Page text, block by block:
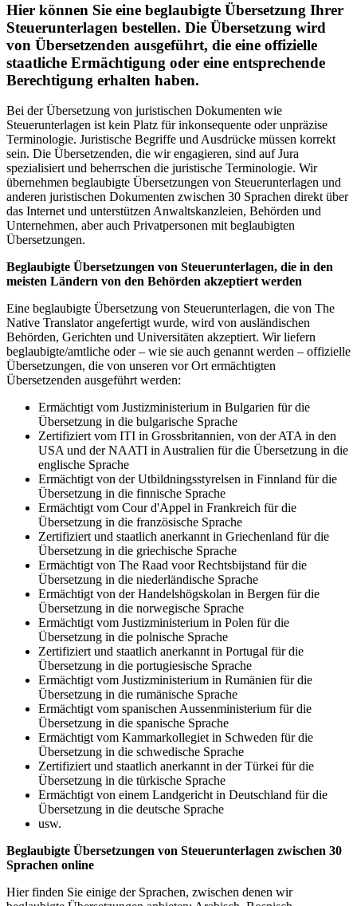
Hier können Sie eine beglaubigte Übersetzung Ihrer
Steuerunterlagen bestellen. Die Übersetzung wird
von Übersetzenden ausgeführt, die eine offizielle
staatliche Ermächtigung oder eine entsprechende
Berechtigung erhalten haben.
Bei der Übersetzung von juristischen Dokumenten wie
Steuerunterlagen ist kein Platz für inkonsequente oder unpräzise
Terminologie. Juristische Begriffe und Ausdrücke müssen korrekt
sein. Die Übersetzenden, die wir engagieren, sind auf Jura
spezialisiert und beherrschen die juristische Terminologie. Wir
übernehmen beglaubigte Übersetzungen von Steuerunterlagen und
anderen juristischen Dokumenten zwischen 30 Sprachen direkt über
das Internet und unterstützen Anwaltskanzleien, Behörden und
Unternehmen, aber auch Privatpersonen mit beglaubigten
Übersetzungen.
Beglaubigte Übersetzungen von Steuerunterlagen, die in den
meisten Ländern von den Behörden akzeptiert werden
Eine beglaubigte Übersetzung von Steuerunterlagen, die von The
Native Translator angefertigt wurde, wird von ausländischen
Behörden, Gerichten und Universitäten akzeptiert. Wir liefern
beglaubigte/amtliche oder – wie sie auch genannt werden – offizielle
Übersetzungen, die von unseren vor Ort ermächtigten
Übersetzenden ausgeführt werden:
Ermächtigt vom Justizministerium in Bulgarien für die
Übersetzung in die bulgarische Sprache
Zertifiziert vom ITI in Grossbritannien, von der ATA in den
USA und der NAATI in Australien für die Übersetzung in die
englische Sprache
Ermächtigt von der Utbildningsstyrelsen in Finnland für die
Übersetzung in die finnische Sprache
Ermächtigt vom Cour d'Appel in Frankreich für die
Übersetzung in die französische Sprache
Zertifiziert und staatlich anerkannt in Griechenland für die
Übersetzung in die griechische Sprache
Ermächtigt von The Raad voor Rechtsbijstand für die
Übersetzung in die niederländische Sprache
Ermächtigt von der Handelshögskolan in Bergen für die
Übersetzung in die norwegische Sprache
Ermächtigt vom Justizministerium in Polen für die
Übersetzung in die polnische Sprache
Zertifiziert und staatlich anerkannt in Portugal für die
Übersetzung in die portugiesische Sprache
Ermächtigt vom Justizministerium in Rumänien für die
Übersetzung in die rumänische Sprache
Ermächtigt vom spanischen Aussenministerium für die
Übersetzung in die spanische Sprache
Ermächtigt vom Kammarkollegiet in Schweden für die
Übersetzung in die schwedische Sprache
Zertifiziert und staatlich anerkannt in der Türkei für die
Übersetzung in die türkische Sprache
Ermächtigt von einem Landgericht in Deutschland für die
Übersetzung in die deutsche Sprache
usw.
Beglaubigte Übersetzungen von Steuerunterlagen zwischen 30
Sprachen online
Hier finden Sie einige der Sprachen, zwischen denen wir